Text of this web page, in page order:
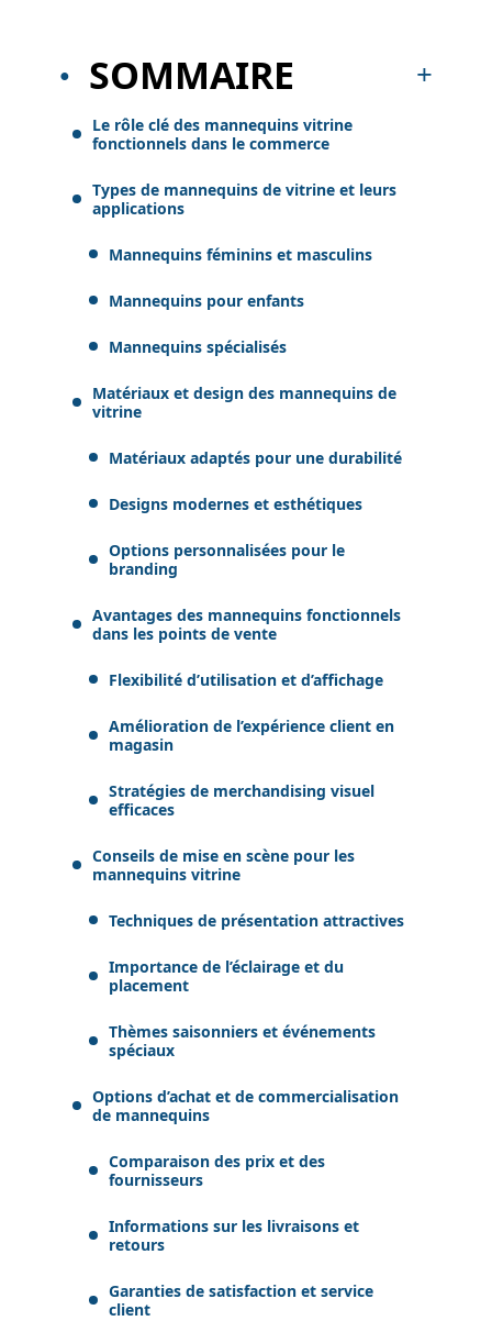
SOMMAIRE
Le rôle clé des mannequins vitrine
fonctionnels dans le commerce
Types de mannequins de vitrine et leurs
applications
Mannequins féminins et masculins
Mannequins pour enfants
Mannequins spécialisés
Matériaux et design des mannequins de
vitrine
Matériaux adaptés pour une durabilité
Designs modernes et esthétiques
Options personnalisées pour le
branding
Avantages des mannequins fonctionnels
dans les points de vente
Flexibilité d’utilisation et d’affichage
Amélioration de l’expérience client en
magasin
Stratégies de merchandising visuel
efficaces
Conseils de mise en scène pour les
mannequins vitrine
Techniques de présentation attractives
Importance de l’éclairage et du
placement
Thèmes saisonniers et événements
spéciaux
Options d’achat et de commercialisation
de mannequins
Comparaison des prix et des
fournisseurs
Informations sur les livraisons et
retours
Garanties de satisfaction et service
client